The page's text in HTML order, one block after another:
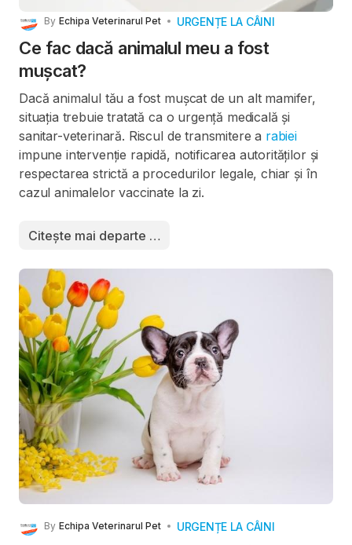
By Echipa Veterinarul Pet URGENȚE LA CÂINI
Ce fac dacă animalul meu a fost
mușcat?
Dacă animalul tău a fost mușcat de un alt mamifer,
situația trebuie tratată ca o urgență medicală și
sanitar-veterinară. Riscul de transmitere a rabiei
impune intervenție rapidă, notificarea autorităților și
respectarea strictă a procedurilor legale, chiar și în
cazul animalelor vaccinate la zi.
Citește mai departe …
By Echipa Veterinarul Pet URGENȚE LA CÂINI